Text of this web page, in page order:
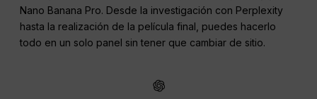
Nano Banana Pro. Desde la investigación con Perplexity
hasta la realización de la película final, puedes hacerlo
todo en un solo panel sin tener que cambiar de sitio.